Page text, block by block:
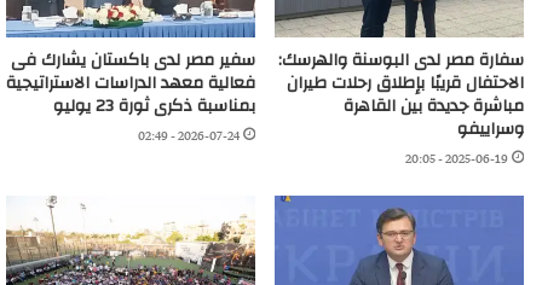
سفارة مصر لدى البوسنة والهرسك:
الاحتفال قريبًا بإطلاق رحلات طيران
مباشرة جديدة بين القاهرة
وسراييفو
2025-06-19 - 20:05
سفير مصر لدى باكستان يشارك فى
فعالية معهد الدراسات الاستراتيجية
بمناسبة ذكرى ثورة 23 يوليو
2026-07-24 - 02:49